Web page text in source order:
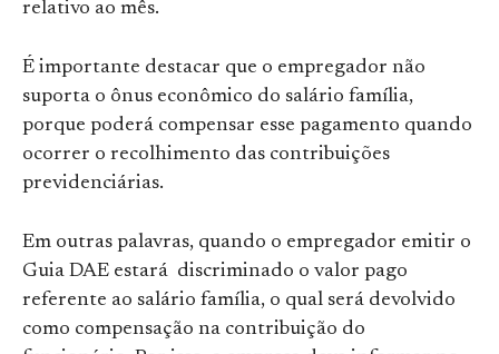
relativo ao mês.
É importante destacar que o empregador não
suporta o ônus econômico do salário família,
porque poderá compensar esse pagamento quando
ocorrer o recolhimento das contribuições
previdenciárias.
Em outras palavras, quando o empregador emitir o
Guia DAE estará discriminado o valor pago
referente ao salário família, o qual será devolvido
como compensação na contribuição do